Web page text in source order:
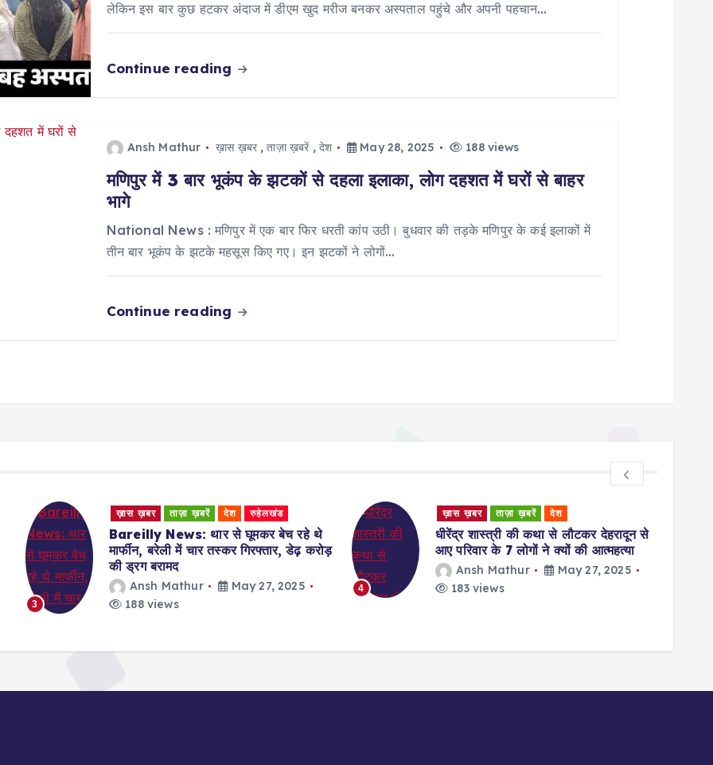
लेकिन इस बार कुछ हटकर अंदाज में डीएम खुद मरीज बनकर अस्पताल पहुंचे और अपनी पहचान…
Continue reading
Ansh Mathur ख़ास ख़बर ,ताज़ा ख़बरें , देश May 28, 2025 188 views
मणिपुर में 3 बार भूकंप के झटकों से दहला इलाका, लोग दहशत में घरों से बाहर
भागे
National News : मणिपुर में एक बार फिर धरती कांप उठी। बुधवार की तड़के मणिपुर के कई इलाकों में
तीन बार भूकंप के झटके महसूस किए गए। इन झटकों ने लोगों…
Continue reading
3
ख़ास ख़बर ताज़ा ख़बरें देश रुहेलखंड
Bareilly News: थार से घूमकर बेच रहे थे
मार्फीन, बरेली में चार तस्कर गिरफ्तार, डेढ़ करोड़
की ड्रग बरामद
Ansh Mathur
May 27, 2025
188 views
4
ख़ास ख़बर ताज़ा ख़बरें देश
धीरेंद्र शास्त्री की कथा से लौटकर देहरादून से
आए परिवार के 7 लोगों ने क्यों की आत्महत्या
Ansh Mathur
May 27, 2025
183 views